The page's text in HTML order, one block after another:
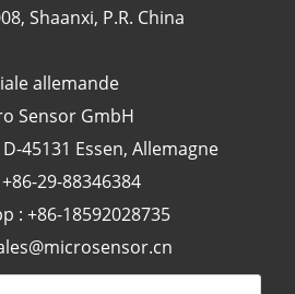
Shaanxi, P.R. China
allemande
Sensor GmbH
45131 Essen, Allemagne
29-88346384
: +86-18592028735